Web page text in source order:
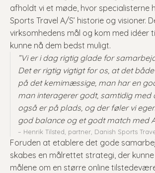
afholdt vi et møde, hvor specialisterne
Sports Travel A/S’ historie og visioner.
virksomhedens mål og kom med idéer
kunne nå dem bedst muligt.
”Vi er i dag rigtig glade for
Det er rigtig vigtigt for os, at det
på det kemimæssige, man har en
man interagerer godt, samtidig med
også er på plads, og der føler vi
god balance og et godt match med
– Henrik Tilsted, partner, Danish Sports
Foruden at etablere det gode
skabes en målrettet strategi, der
målene om en større online